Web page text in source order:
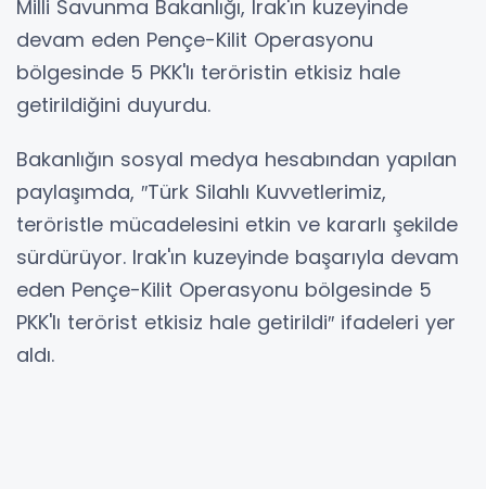
Milli Savunma Bakanlığı, Irak'ın kuzeyinde
devam eden Pençe-Kilit Operasyonu
bölgesinde 5 PKK'lı teröristin etkisiz hale
getirildiğini duyurdu.
Bakanlığın sosyal medya hesabından yapılan
paylaşımda, ″Türk Silahlı Kuvvetlerimiz,
teröristle mücadelesini etkin ve kararlı şekilde
sürdürüyor. Irak'ın kuzeyinde başarıyla devam
eden Pençe-Kilit Operasyonu bölgesinde 5
PKK'lı terörist etkisiz hale getirildi″ ifadeleri yer
aldı.